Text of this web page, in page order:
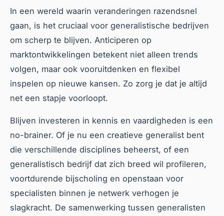
In een wereld waarin veranderingen razendsnel
gaan, is het cruciaal voor generalistische bedrijven
om scherp te blijven. Anticiperen op
marktontwikkelingen betekent niet alleen trends
volgen, maar ook vooruitdenken en flexibel
inspelen op nieuwe kansen. Zo zorg je dat je altijd
net een stapje voorloopt.
Blijven investeren in kennis en vaardigheden is een
no-brainer. Of je nu een creatieve generalist bent
die verschillende disciplines beheerst, of een
generalistisch bedrijf dat zich breed wil profileren,
voortdurende bijscholing en openstaan voor
specialisten binnen je netwerk verhogen je
slagkracht. De samenwerking tussen generalisten